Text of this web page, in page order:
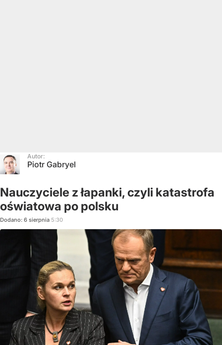
Autor:
Piotr Gabryel
Nauczyciele z łapanki, czyli katastrofa
oświatowa po polsku
Dodano: 6 sierpnia 5:30